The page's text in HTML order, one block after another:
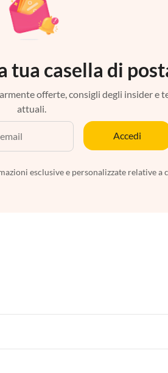
tua casella di
offerte, consigli degli insider e
attuali.
Accedi
esclusive e personalizzate relative a